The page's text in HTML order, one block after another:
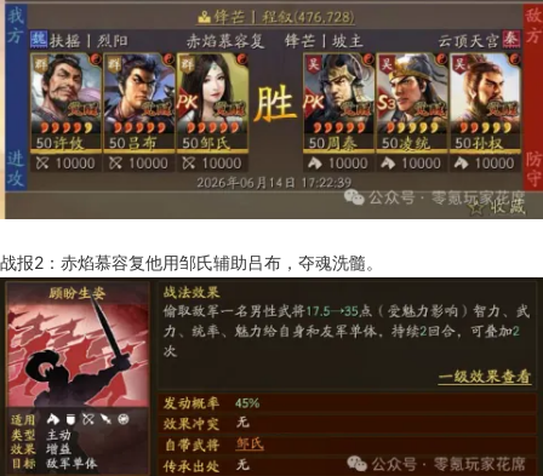
战报2：赤焰慕容复他用邹氏辅助吕布，夺魂洗髓。